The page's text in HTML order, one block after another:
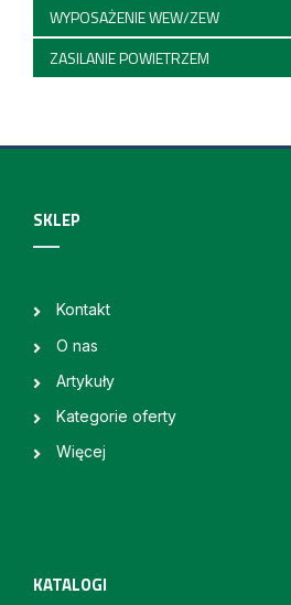
WYPOSAŻENIE WEW/ZEW
ZASILANIE POWIETRZEM
SKLEP
Kontakt
O nas
Artykuły
Kategorie oferty
Więcej
KATALOGI